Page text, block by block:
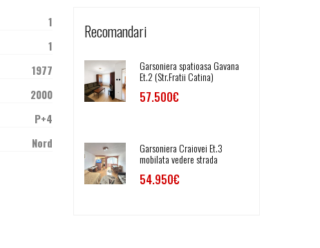
1
1
1977
2000
P+4
Nord
Recomandari
Garsoniera spatioasa Gavana
Et.2 (Str.Fratii Catina)
57.500€
Garsoniera Craiovei Et.3
mobilata vedere strada
54.950€